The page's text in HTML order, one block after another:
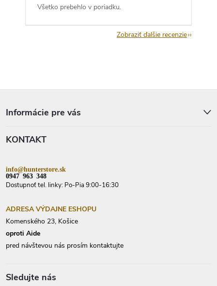
Všetko prebehlo v poriadku.
Zobraziť ďalšie recenzie
Informácie pre vás
KONTAKT
info@hunterstore.sk
0947 963 348
Dostupnoť tel. linky: Po-Pia 9:00-16:30
ADRESA VÝDAJNE ESHOPU
Komenského 23, Košice
oproti Aide
pred návštevou nás prosím kontaktujte
Sledujte nás